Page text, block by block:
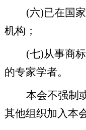
(六)已在国
机构；
(七)从事商
的专家学者。
本会不强制
其他组织加入本会